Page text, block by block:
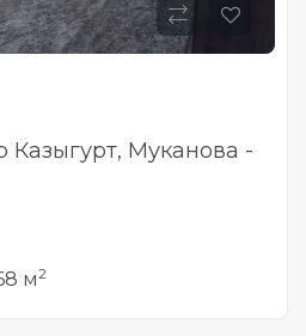
Казыгурт, Муканова -
м2